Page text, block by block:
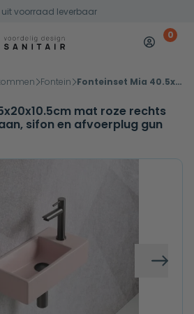
uit voorraad leverbaar
Mijn 0
Fontein Fonteinset Mia 40.5x20x10.5cm mat roze rechts inclusief fontein kraan, sifon en afvoerplug gun metal
mat roze rechts
sifon en afvoerplug gun